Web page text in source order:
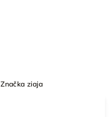
Značka ziaja